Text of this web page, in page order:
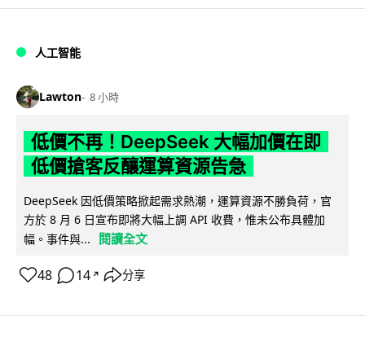
人工智能
Lawton 8 小時
低價不再！DeepSeek 大幅加價在即
低價搶客反釀運算資源告急
DeepSeek 因低價策略掀起需求熱潮，運算資源不勝負荷，官
方於 8 月 6 日宣布即將大幅上調 API 收費，惟未公布具體加
幅。事件與...
閱讀全文
48 14 ↗ 分享